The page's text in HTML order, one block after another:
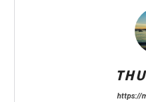
https://